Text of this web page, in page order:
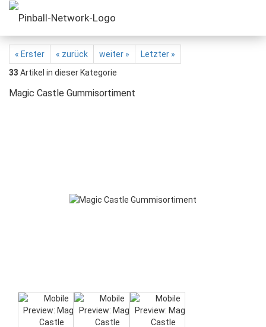
« Erster « zurück weiter »
Letzter »
33 Artikel in dieser Kategorie
Magic Castle Gummisortiment